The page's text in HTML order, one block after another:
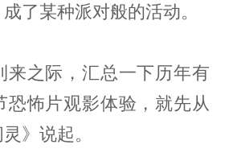
了某种派对般的活动。
来之际，汇总一下历年有
恐怖片观影体验，就先从
》说起。